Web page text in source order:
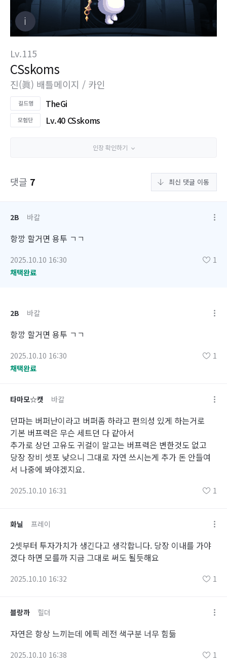
Lv.115
CSskoms
진(眞) 배틀메이지 / 카인
TheGi
Lv.40 CSskoms
인장 확인하기
댓글 7 최신 댓글 이동
2B 바칼
항깡 할거면 용투 ㄱㄱ
2025.10.10 16:30
1
채택완료
2B 바칼
항깡 할거면 용투 ㄱㄱ
2025.10.10 16:30
1
채택완료
타마모☆캣 바칼
던파는 버퍼난이라고 버퍼좀 하라고 편의성 있게 하는거로
기본 버프력은 무슨 세트던 다 같아서
추가로 상던 고유도 귀걸이 말고는 버프력은 변한것도 없고
당장 장비 셋포 낮으니 그대로 자연 쓰시는게 추가 돈 안들여
서 나중에 봐야겠지요.
2025.10.10 16:31 1
화닐 프레이
2셋부터 투자가치가 생긴다고 생각합니다. 당장 이내를 가야
겠다 하면 모를까 지금 그대로 써도 될듯해요
2025.10.10 16:32 1
블랑까 힐더
자연은 항상 느끼는데 에픽 레전 색구분 너무 힘듦
2025.10.10 16:38 1